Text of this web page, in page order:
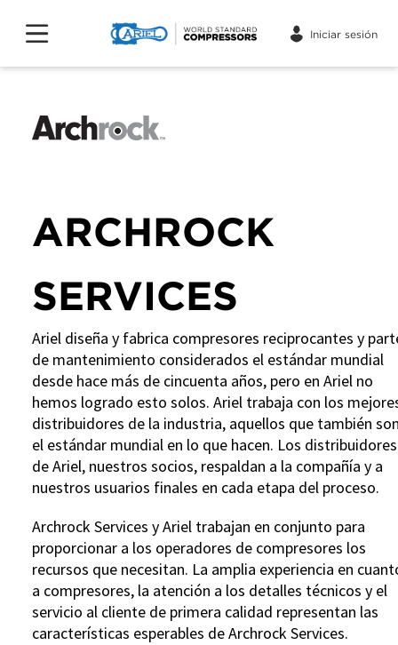
Iniciar sesión
ARCHROCK
SERVICES
Ariel diseña y fabrica compresores reciprocantes y
de mantenimiento considerados el estándar mundial
desde hace más de cincuenta años, pero en Ariel no
hemos logrado esto solos. Ariel trabaja con los
distribuidores de la industria, aquellos que también
el estándar mundial en lo que hacen. Los distribuidores
de Ariel, nuestros socios, respaldan a la compañía y a
nuestros usuarios finales en cada etapa del proceso.
Archrock Services y Ariel trabajan en conjunto para
proporcionar a los operadores de compresores los
recursos que necesitan. La amplia experiencia en
a compresores, la atención a los detalles técnicos y el
servicio al cliente de primera calidad representan las
características esperables de Archrock Services.